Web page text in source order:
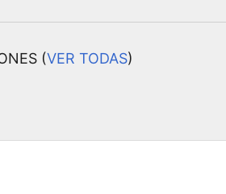
(VER TODAS)